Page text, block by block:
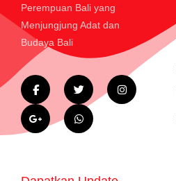
Perempuan Bali yang
Menjungjung Adat dan
Budaya Bali